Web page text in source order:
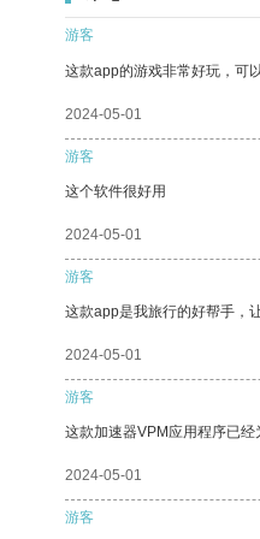
游客
这款app的游戏非常好玩，可
2024-05-01
游客
这个软件很好用
2024-05-01
游客
这款app是我旅行的好帮手，
2024-05-01
游客
这款加速器VPM应用程序已
2024-05-01
游客